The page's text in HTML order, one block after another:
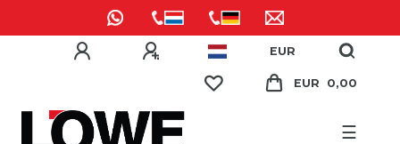
EUR
EUR 0,00
☰